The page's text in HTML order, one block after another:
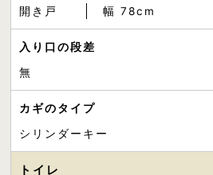
開き戸
幅 78cm
入り口の段差
無
カギのタイプ
シリンダーキー
トイレ